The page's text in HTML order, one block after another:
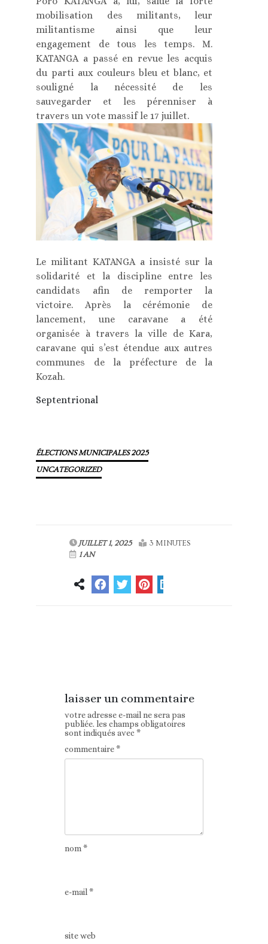
mobilisation des militants, leur
militantisme ainsi que leur
engagement de tous les temps. M.
KATANGA a passé en revue les acquis
du parti aux couleurs bleu et blanc, et
souligné la nécessité de les
sauvegarder et les pérenniser à
travers un vote massif le 17 juillet.
Le militant KATANGA a insisté sur la
solidarité et la discipline entre les
candidats afin de remporter la
victoire. Après la cérémonie de
lancement, une caravane a été
organisée à travers la ville de Kara,
caravane qui s’est étendue aux autres
communes de la préfecture de la
Kozah.
Septentrional
ÉLECTIONS MUNICIPALES 2025
UNCATEGORIZED
JUILLET 1, 2025
3 MINUTES
1 AN
laisser un commentaire
votre adresse e-mail ne sera pas
publiée. les champs obligatoires
sont indiqués avec*
commentaire*
nom*
e-mail*
site web